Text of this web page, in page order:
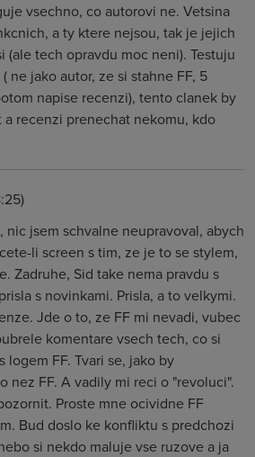
vsechno, co autorovi ne. Vetsina
a ty ktere nejsou, tak je jejich
(ale tech opravdu moc neni). Testuju
ne jako autor, ze si stahne FF, 5
napise recenzi), tento clanek by
recenzi prenechat nekomu, kdo
jsem schvalne neupravoval, abych
li screen s tim, ze je to se stylem,
Zadruhe, Sid take nema pravdu s
s novinkami. Prisla, a to velkymi.
Jde o to, ze FF mi nevadi, vubec
komentare vsech tech, co si
logem FF. Tvari se, jako by
nez FF. A vadily mi reci o "revoluci".
Proste mne ocividne FF
Bud doslo ke konfliktu s predchozi
si nekdo maluje vse ruzove a ja